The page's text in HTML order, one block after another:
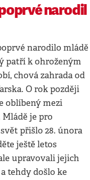
narodil
narodilo mládě
patří k ohroženým
chová zahrada od
O rok později
oblíbený mezi
je pro
přišlo 28. února
ještě letos
upravovali jejich
tehdy došlo ke